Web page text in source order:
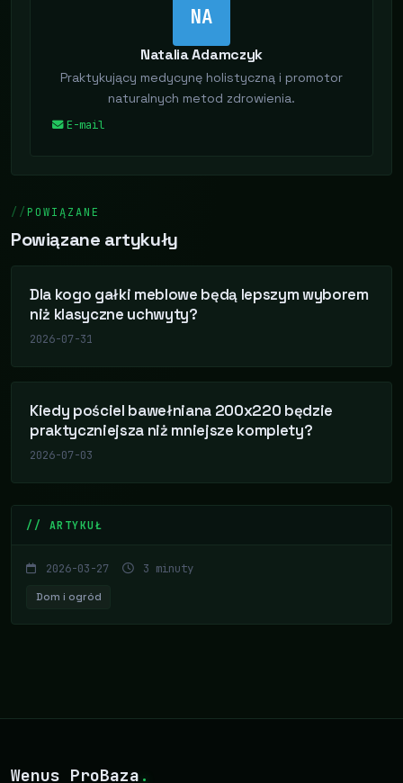
NA
Natalia Adamczyk
Praktykujący medycynę holistyczną i promotor
naturalnych metod zdrowienia.
E-mail
POWIĄZANE
Powiązane artykuły
Dla kogo gałki meblowe będą lepszym wyborem
niż klasyczne uchwyty?
2026-07-31
Kiedy pościel bawełniana 200x220 będzie
praktyczniejsza niż mniejsze komplety?
2026-07-03
// ARTYKUŁ
2026-03-27 3 minuty
Dom i ogród
Wenus ProBaza .